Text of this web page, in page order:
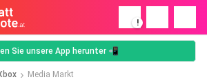
!
Sie unsere App herunter 📲
Media Markt